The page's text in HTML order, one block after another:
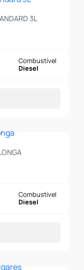
3L
Combustível
Diesel
Combustível
Diesel